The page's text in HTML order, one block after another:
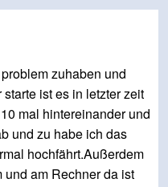
problem zuhaben und
ist es in letzter zeit
mal hintereinander und
und zu habe ich das
hochfährt.Außerdem
am Rechner da ist